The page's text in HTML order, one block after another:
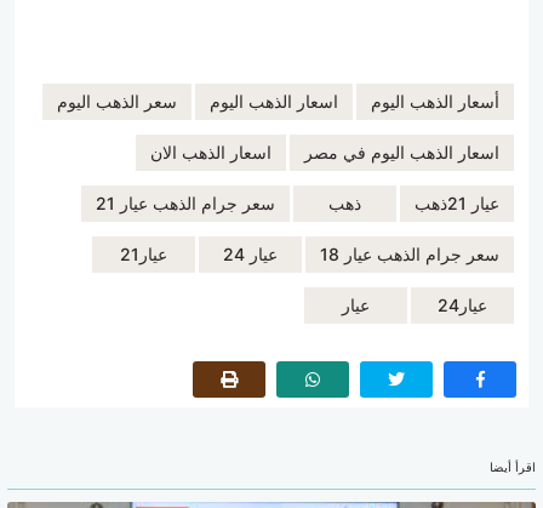
أسعار الذهب اليوم اسعار الذهب اليوم سعر الذهب اليوم
اسعار الذهب اليوم في مصر اسعار الذهب الان
عيار 21ذهب ذهب سعر جرام الذهب عيار 21
سعر جرام الذهب عيار 18 عيار 24 عيار21
عيار24 عيار
اقرأ أيضا